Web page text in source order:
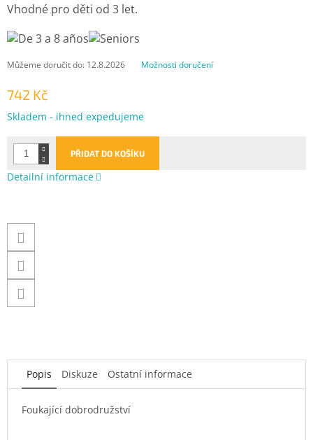
742 Kč
Měrná
Skladem - ihned expedujeme
Můžeme doručit do: 12.8.2026 Možnosti doručení
PŘIDAT DO KOŠÍKU
Vhodné pro děti od 3 let.
Detailní informace
Popis Diskuze Ostatní informace
Foukající dobrodružství